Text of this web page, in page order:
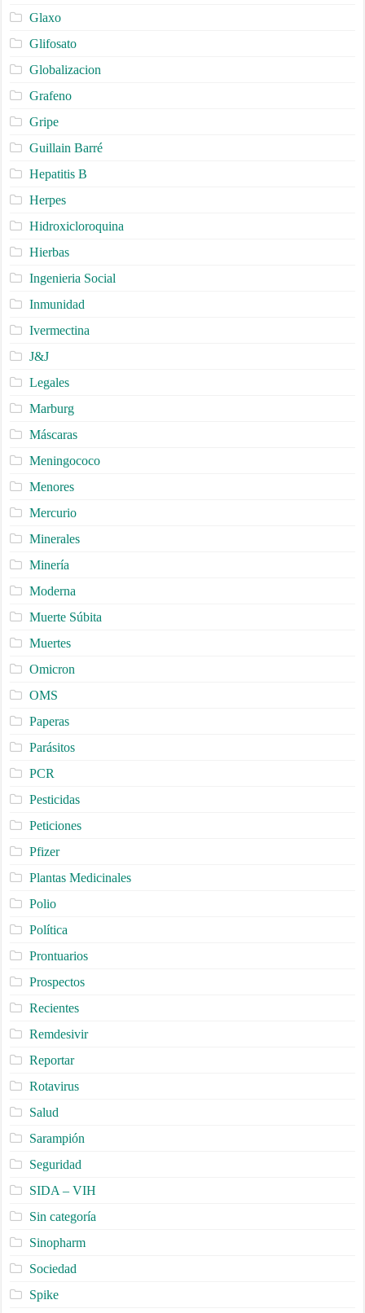
Glaxo
Glifosato
Globalizacion
Grafeno
Gripe
Guillain Barré
Hepatitis B
Herpes
Hidroxicloroquina
Hierbas
Ingenieria Social
Inmunidad
Ivermectina
J&J
Legales
Marburg
Máscaras
Meningococo
Menores
Mercurio
Minerales
Minería
Moderna
Muerte Súbita
Muertes
Omicron
OMS
Paperas
Parásitos
PCR
Pesticidas
Peticiones
Pfizer
Plantas Medicinales
Polio
Política
Prontuarios
Prospectos
Recientes
Remdesivir
Reportar
Rotavirus
Salud
Sarampión
Seguridad
SIDA – VIH
Sin categoría
Sinopharm
Sociedad
Spike